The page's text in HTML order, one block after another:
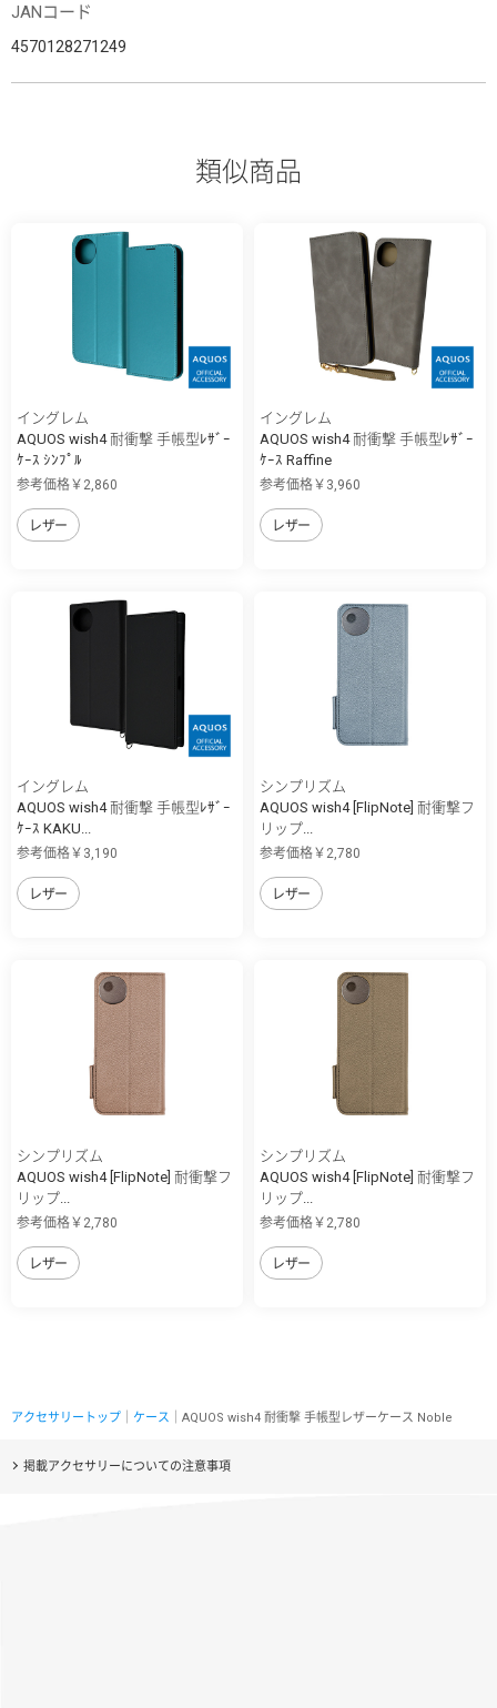
JANコード
4570128271249
類似商品
イングレム
AQUOS wish4 耐衝撃 手帳型ﾚｻﾞｰ
ｹｰｽ ｼﾝﾌﾟﾙ
参考価格￥2,860
レザー
イングレム
AQUOS wish4 耐衝撃 手帳型ﾚｻﾞｰ
ｹｰｽ Raffine
参考価格￥3,960
レザー
イングレム
AQUOS wish4 耐衝撃 手帳型ﾚｻﾞｰ
ｹｰｽ KAKU...
参考価格￥3,190
レザー
シンプリズム
AQUOS wish4 [FlipNote] 耐衝撃フ
リップ...
参考価格￥2,780
レザー
シンプリズム
AQUOS wish4 [FlipNote] 耐衝撃フ
リップ...
参考価格￥2,780
レザー
シンプリズム
AQUOS wish4 [FlipNote] 耐衝撃フ
リップ...
参考価格￥2,780
レザー
アクセサリートップ ケース ｜AQUOS wish4 耐衝撃 手帳型レザーケース Noble
掲載アクセサリーについての注意事項